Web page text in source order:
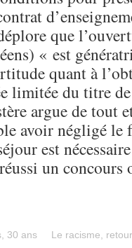
que
« est
quant à
limitée du titre
argue de tout
avoir négligé le
est
un concours
30 ans
Le racisme,